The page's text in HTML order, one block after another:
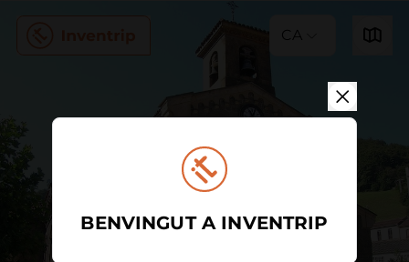
CA
BENVINGUT A INVENTRIP